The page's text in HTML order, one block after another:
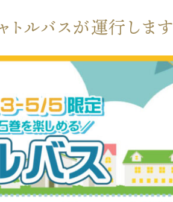
ルバスが運行します